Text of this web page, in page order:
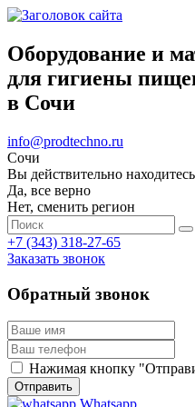
Оборудование и
для гигиены
в Сочи
info@prodtechno.ru
Сочи
Вы действительно
Да, все верно
Нет, сменить регион
+7 (343) 318-27-65
Заказать звонок
Обратный звонок
Нажимая кнопку